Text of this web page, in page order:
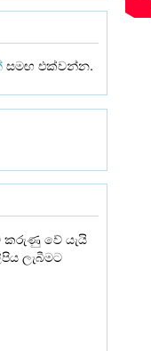
සමඟ එක්වන්න.
කරුණු වේ යැයි
ලැබීමට